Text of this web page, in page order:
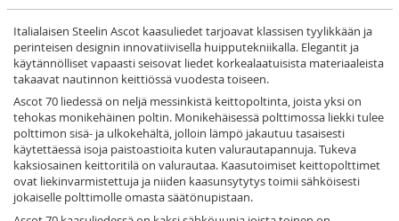
Italialaisen Steelin Ascot kaasuliedet tarjoavat klassisen tyylikkään ja
perinteisen designin innovatiivisella huipputekniikalla. Elegantit ja
käytännölliset vapaasti seisovat liedet korkealaatuisista materiaaleista
takaavat nautinnon keittiössä vuodesta toiseen.
Ascot 70 liedessä on neljä messinkistä keittopoltinta, joista yksi on
tehokas monikehäinen poltin. Monikehäisessä polttimossa liekki tulee
polttimon sisä- ja ulkokehältä, jolloin lämpö jakautuu tasaisesti
käytettäessä isoja paistoastioita kuten valurautapannuja. Tukeva
kaksiosainen keittoritilä on valurautaa. Kaasutoimiset keittopolttimet
ovat liekinvarmistettuja ja niiden kaasunsytytys toimii sähköisesti
jokaiselle polttimolle omasta säätönupistaan.